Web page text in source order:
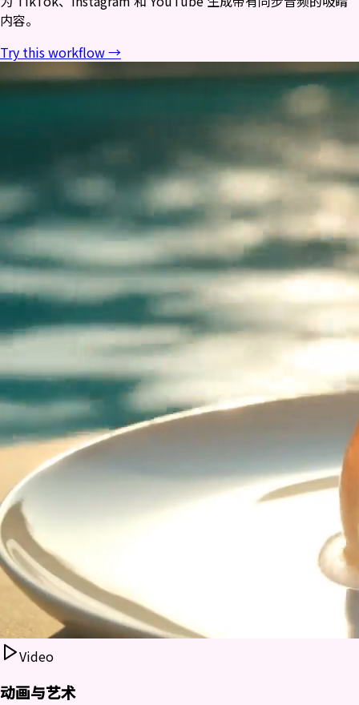
内容。
Try this workflow →
Video
动画与艺术